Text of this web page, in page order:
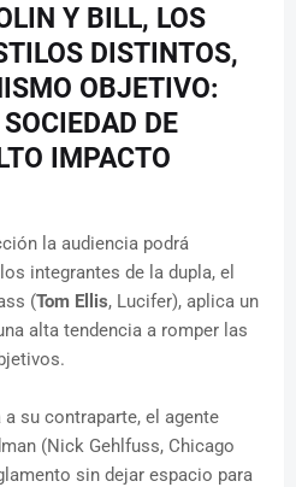
Y BILL, LOS
DISTINTOS,
OBJETIVO:
DE
IMPACTO
la audiencia podrá
integrantes de la dupla, el
(Tom Ellis, Lucifer), aplica un
alta tendencia a romper las
su contraparte, el agente
(Nick Gehlfuss, Chicago
sin dejar espacio para